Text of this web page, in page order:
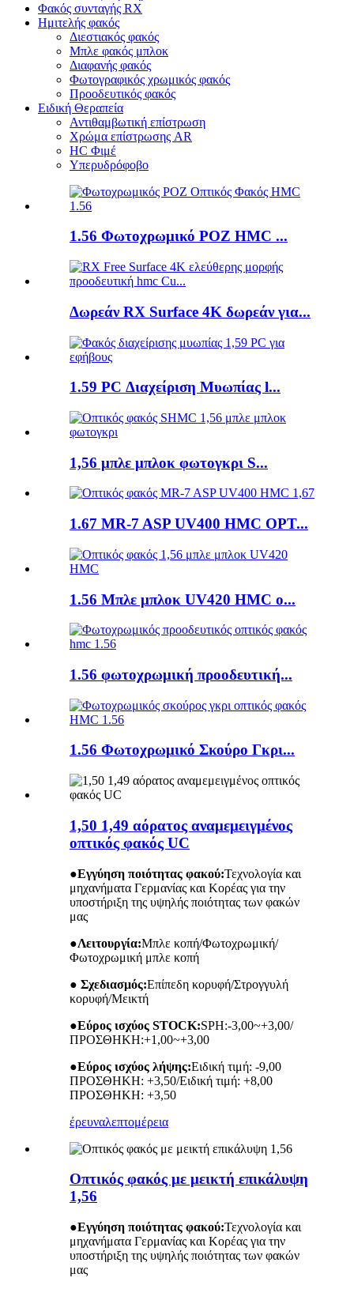
Φακός συνταγής RX
Ημιτελής φακός
Διεστιακός φακός
Μπλε φακός μπλοκ
Διαφανής φακός
Φωτογραφικός χρωμικός φακός
Προοδευτικός φακός
Ειδική Θεραπεία
Αντιθαμβωτική επίστρωση
Χρώμα επίστρωσης AR
HC Φιμέ
Υπερυδρόφοβο
1.56 Φωτοχρωμικό ΡΟΖ HMC ...
Δωρεάν RX Surface 4K δωρεάν για...
1.59 PC Διαχείριση Μυωπίας l...
1,56 μπλε μπλοκ φωτογκρι S...
1.67 MR-7 ASP UV400 HMC OPT...
1.56 Μπλε μπλοκ UV420 HMC o...
1.56 φωτοχρωμική προοδευτική...
1.56 Φωτοχρωμικό Σκούρο Γκρι...
1,50 1,49 αόρατος αναμεμειγμένος
οπτικός φακός UC
●Εγγύηση ποιότητας φακού:Τεχνολογία και
μηχανήματα Γερμανίας και Κορέας για την
υποστήριξη της υψηλής ποιότητας των φακών
μας
●Λειτουργία:Μπλε κοπή/Φωτοχρωμική/
Φωτοχρωμική μπλε κοπή
● Σχεδιασμός:Επίπεδη κορυφή/Στρογγυλή
κορυφή/Μεικτή
●Εύρος ισχύος STOCK:SPH:-3,00~+3,00/
ΠΡΟΣΘΗΚΗ:+1,00~+3,00
●Εύρος ισχύος λήψης:Ειδική τιμή: -9,00
ΠΡΟΣΘΗΚΗ: +3,50/Ειδική τιμή: +8,00
ΠΡΟΣΘΗΚΗ: +3,50
έρευναλεπτομέρεια
Οπτικός φακός με μεικτή επικάλυψη
1,56
●Εγγύηση ποιότητας φακού:Τεχνολογία και
μηχανήματα Γερμανίας και Κορέας για την
υποστήριξη της υψηλής ποιότητας των φακών
μας